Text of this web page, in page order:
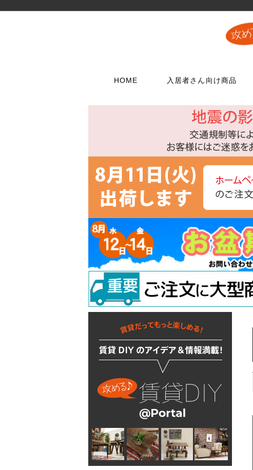
HOME 入居者さん向け商品
ウォールステッカー
ラスティシリーズ
掃除・汚れ・サビ落し
扉・窓・家具に使う
つまみ
丁番
スイッチプレート
コンセントプレート
ダボ
あおり止め
吊り金具
固定金具
掛金
隅金
建築金物
トイレ用品
浴室用品
流し台所用品
洗面用品
配管部品
水廻りアクセサリー
鍵・ド
玄関扉
浴室用
室内用
トイレ
室内用
ウィ
お電話でのご注文
06-6723-5060
カスタマーセンター
平日9：30～17：00
問合わせフォーム
こちらから